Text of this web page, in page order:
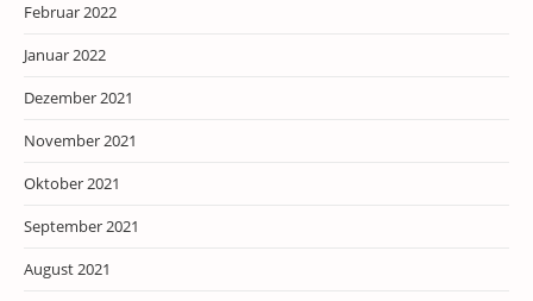
Februar 2022
Januar 2022
Dezember 2021
November 2021
Oktober 2021
September 2021
August 2021